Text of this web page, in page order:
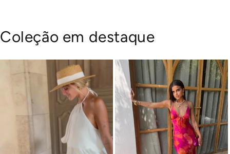
Coleção em destaque